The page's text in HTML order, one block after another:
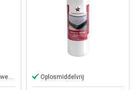
Zwarte kit. IJzersterk en weerbestendig Oplosmiddelvrij